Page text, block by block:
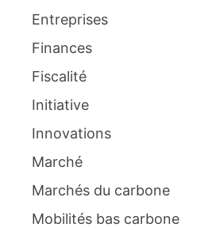
Entreprises
Finances
Fiscalité
Initiative
Innovations
Marché
Marchés du carbone
Mobilités bas carbone